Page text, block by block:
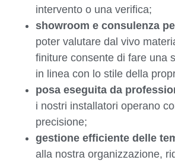
intervento o una verifica;
showroom e consulenza
poter valutare dal vivo
finiture consente di fare una
in linea con lo stile della
posa eseguita da
i nostri installatori operano
precisione;
gestione efficiente delle
alla nostra organizzazione,